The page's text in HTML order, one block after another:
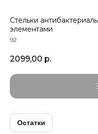
Стельки
элементами
92
2099,00 р.
Остатки